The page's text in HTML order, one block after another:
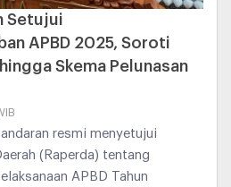
Setujui
APBD 2025, Soroti
Skema Pelunasan
resmi menyetujui
(Raperda) tentang
APBD Tahun